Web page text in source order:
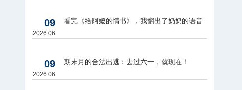
09
2026.06
看完《给阿嬷的情书》，我翻出了奶奶的语音
09
2026.06
期末月的合法出逃：去过六一，就现在！